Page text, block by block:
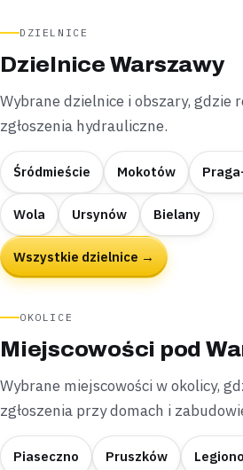
DZIELNICE
Dzielnice Warszawy
Wybrane dzielnice i obszary, gdzie
zgłoszenia hydrauliczne.
Śródmieście Mokotów
Wola Ursynów Bielany
Wszystkie dzielnice →
OKOLICE
Miejscowości pod
Wybrane miejscowości w okolicy,
zgłoszenia przy domach i
Piaseczno Pruszków